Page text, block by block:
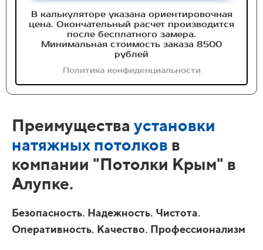
В калькуляторе указана ориентировочная
цена. Окончательный расчет производится
после бесплатного замера.
Минимальная стоимость заказа 8500
рублей
Политика конфиденциальности
Преимущества установки
натяжных потолков в
компании "Потолки Крым" в
Алупке.
Безопасность. Надежность. Чистота.
Оперативность. Качество. Профессионализм